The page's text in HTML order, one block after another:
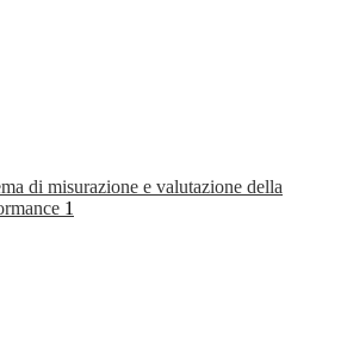
di misurazione e valutazione della
1